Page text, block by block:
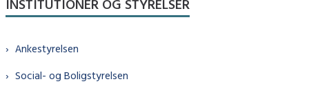
INSTITUTIONER OG STYRELSER
Ankestyrelsen
Social- og Boligstyrelsen